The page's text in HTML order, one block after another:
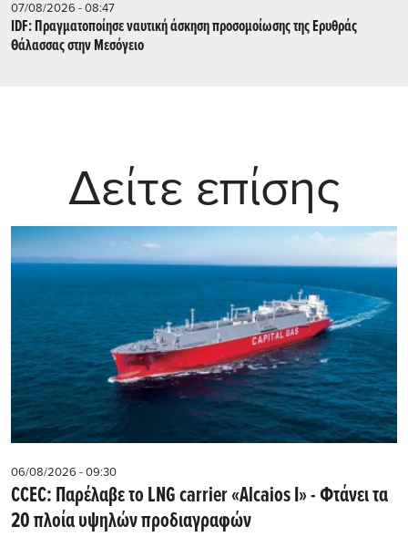
07/08/2026 - 08:47
IDF: Πραγματοποίησε ναυτική άσκηση προσομοίωσης της Ερυθράς
Θάλασσας στην Μεσόγειο
Δείτε επίσης
06/08/2026 - 09:30
CCEC: Παρέλαβε το LNG carrier «Alcaios I» - Φτάνει τα
20 πλοία υψηλών προδιαγραφών